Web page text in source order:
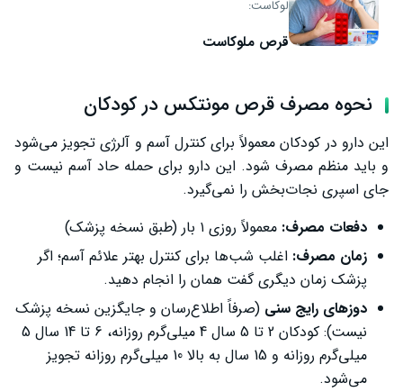
لوکاست:
قرص ملوکاست
نحوه مصرف قرص مونتکس در کودکان
این دارو در کودکان معمولاً برای کنترل آسم و آلرژی تجویز می‌شود
و باید منظم مصرف شود. این دارو برای حمله حاد آسم نیست و
جای اسپری نجات‌بخش را نمی‌گیرد.
دفعات مصرف: معمولاً روزی ۱ بار (طبق نسخه پزشک)
زمان مصرف: اغلب شب‌ها برای کنترل بهتر علائم آسم؛ اگر
پزشک زمان دیگری گفت همان را انجام دهید.
دوزهای رایج سنی (صرفاً اطلاع‌رسان و جایگزین نسخه پزشک
نیست): کودکان 2 تا 5 سال 4 میلی‌گرم روزانه، 6 تا 14 سال 5
میلی‌گرم روزانه و 15 سال به بالا 10 میلی‌گرم روزانه تجویز
می‌شود.